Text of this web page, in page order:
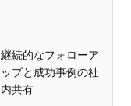
継続的なフォローア
ップと成功事例の社
内共有